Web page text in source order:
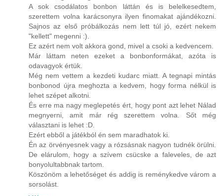
A sok csodálatos bonbon láttán és is belelkesedtem,
szerettem volna karácsonyra ilyen finomakat ajándékozni.
Sajnos az első próbálkozás nem lett túl jó, ezért nekem
"kellett" megenni :).
Ez azért nem volt akkora gond, mivel a csoki a kedvencem.
Már láttam neten ezeket a bonbonformákat, azóta is
odavagyok értük.
Még nem vettem a kezdeti kudarc miatt. A tegnapi mintás
bonbonod újra meghozta a kedvem, hogy forma nélkül is
lehet szépet alkotni.
És erre ma nagy meglepetés ért, hogy pont azt lehet Nálad
megnyerni, amit már rég szerettem volna. Sőt még
választani is lehet :D.
Ezért ebből a játékból én sem maradhatok ki.
Én az örvényesnek vagy a rózsásnak nagyon tudnék örülni.
De elárulom, hogy a szívem csücske a faleveles, de azt
bonyolultabbnak tartom.
Köszönöm a lehetőséget és addig is reménykedve várom a
sorsolást.